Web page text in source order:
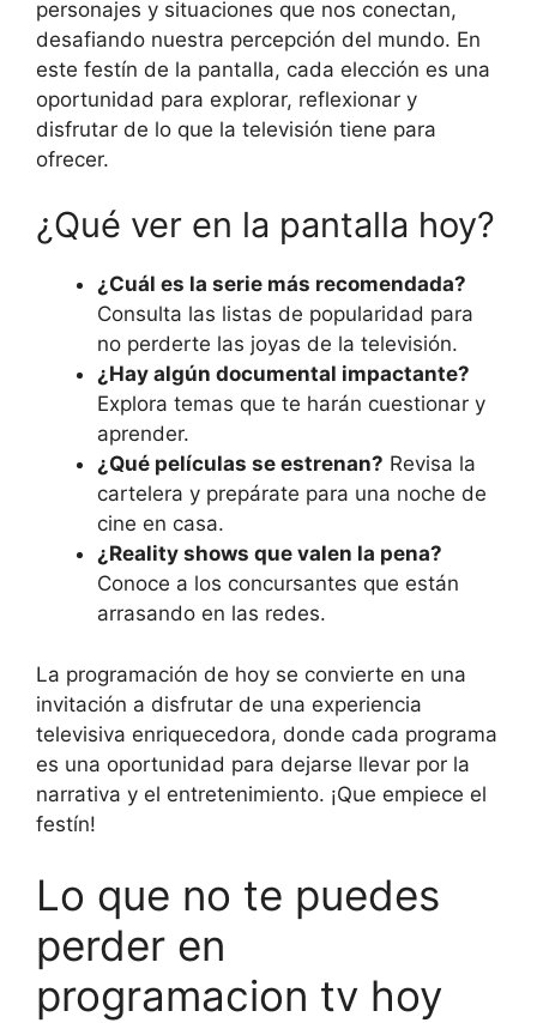
personajes y situaciones que nos conectan,
desafiando nuestra percepción del mundo. En
este festín de la pantalla, cada elección es una
oportunidad para explorar, reflexionar y
disfrutar de lo que la televisión tiene para
ofrecer.
¿Qué ver en la pantalla hoy?
¿Cuál es la serie más recomendada?
Consulta las listas de popularidad para
no perderte las joyas de la televisión.
¿Hay algún documental impactante?
Explora temas que te harán cuestionar y
aprender.
¿Qué películas se estrenan? Revisa la
cartelera y prepárate para una noche de
cine en casa.
¿Reality shows que valen la pena?
Conoce a los concursantes que están
arrasando en las redes.
La programación de hoy se convierte en una
invitación a disfrutar de una experiencia
televisiva enriquecedora, donde cada programa
es una oportunidad para dejarse llevar por la
narrativa y el entretenimiento. ¡Que empiece el
festín!
Lo que no te puedes
perder en
programacion tv hoy